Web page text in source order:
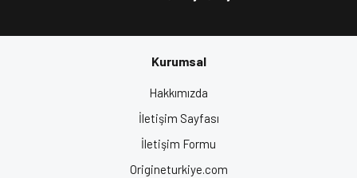
Motosiklet Kask Fiyatları, Origine Kask, En İyi Motor Kaskları
Gönder
Kurumsal
Hakkımızda
İletişim Sayfası
İletişim Formu
Origineturkiye.com